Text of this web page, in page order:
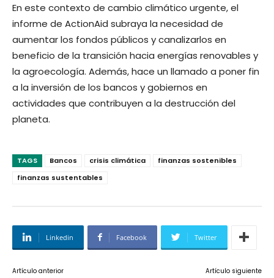
En este contexto de cambio climático urgente, el
informe de ActionAid subraya la necesidad de
aumentar los fondos públicos y canalizarlos en
beneficio de la transición hacia energías renovables y
la agroecología. Además, hace un llamado a poner fin
a la inversión de los bancos y gobiernos en
actividades que contribuyen a la destrucción del
planeta.
TAGS Bancos crisis climática
finanzas sostenibles
finanzas sustentables
Linkedin Facebook Twitter
Artículo anterior Artículo siguiente